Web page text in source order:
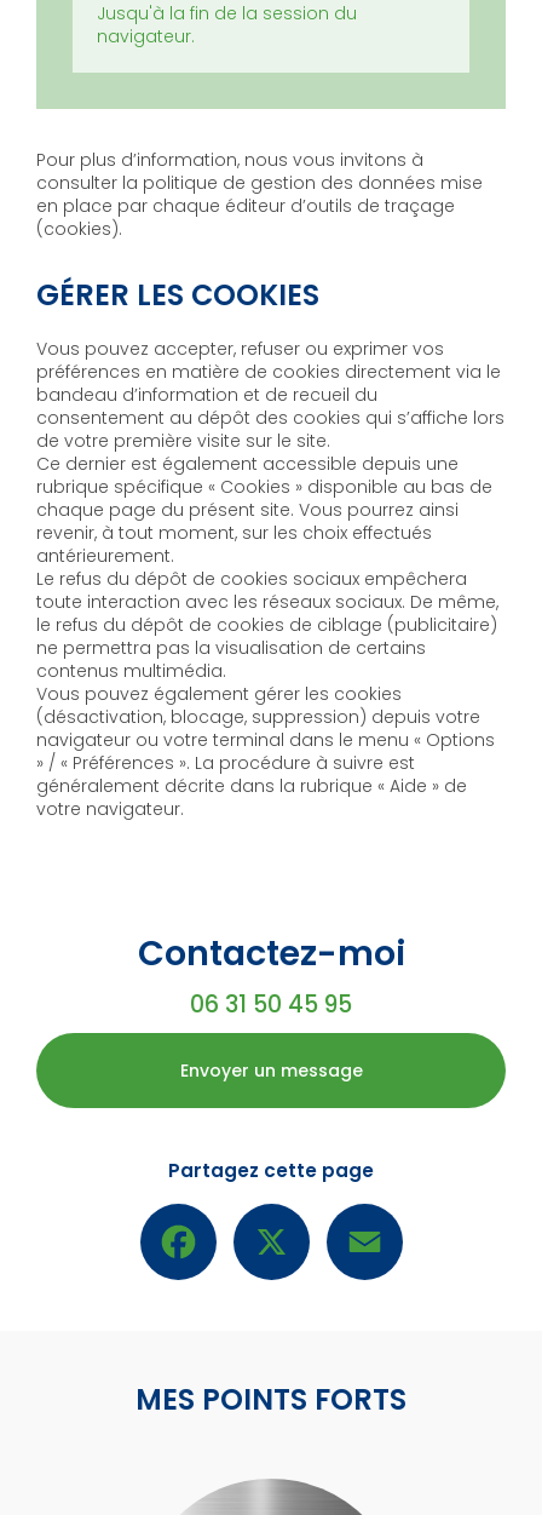
Jusqu'à la fin de la session du
navigateur.
Pour plus d’information, nous vous invitons à
consulter la politique de gestion des données mise
en place par chaque éditeur d’outils de traçage
(cookies).
GÉRER LES COOKIES
Vous pouvez accepter, refuser ou exprimer vos
préférences en matière de cookies directement via le
bandeau d’information et de recueil du
consentement au dépôt des cookies qui s’affiche lors
de votre première visite sur le site.
Ce dernier est également accessible depuis une
rubrique spécifique « Cookies » disponible au bas de
chaque page du présent site. Vous pourrez ainsi
revenir, à tout moment, sur les choix effectués
antérieurement.
Le refus du dépôt de cookies sociaux empêchera
toute interaction avec les réseaux sociaux. De même,
le refus du dépôt de cookies de ciblage (publicitaire)
ne permettra pas la visualisation de certains
contenus multimédia.
Vous pouvez également gérer les cookies
(désactivation, blocage, suppression) depuis votre
navigateur ou votre terminal dans le menu « Options
» / « Préférences ». La procédure à suivre est
généralement décrite dans la rubrique « Aide » de
votre navigateur.
Contactez-moi
06 31 50 45 95
Envoyer un message
Partagez cette page
Facebook
MES POINTS FORTS